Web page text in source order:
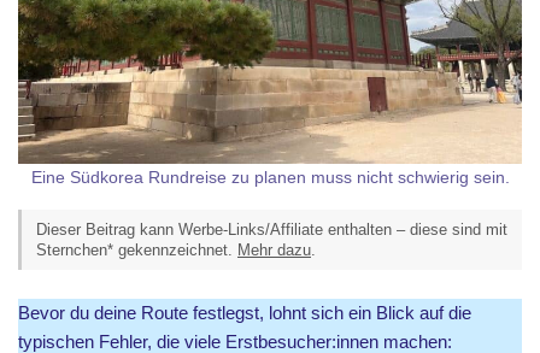
Eine Südkorea Rundreise zu planen muss nicht schwierig sein.
Dieser Beitrag kann Werbe-Links/Affiliate enthalten – diese sind mit
Sternchen* gekennzeichnet. Mehr dazu.
Bevor du deine Route festlegst, lohnt sich ein Blick auf die
typischen Fehler, die viele Erstbesucher:innen machen: